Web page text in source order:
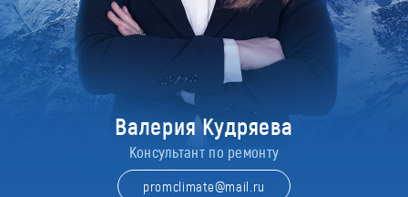
Валерия Кудряева
Консультант по ремонту
promclimate@mail.ru